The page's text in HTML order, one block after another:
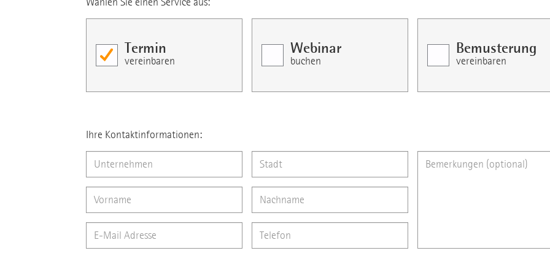
Termin
vereinbaren
Webinar
buchen
Bemusterung
vereinbaren
Ihre Kontaktinformationen: